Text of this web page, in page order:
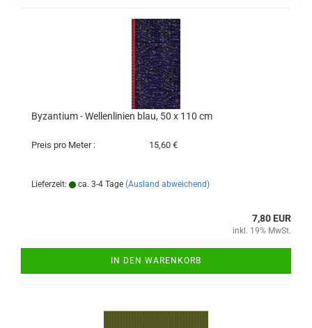
Byzantium - Wellenlinien blau, 50 x 110 cm
Preis pro Meter : 15,60 €
Lieferzeit: ca. 3-4 Tage (Ausland abweichend)
7,80 EUR
inkl. 19% MwSt.
IN DEN WARENKORB